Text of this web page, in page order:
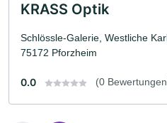
KRASS Optik
Schlössle-Galerie, Westliche
75172 Pforzheim
0.0 (0